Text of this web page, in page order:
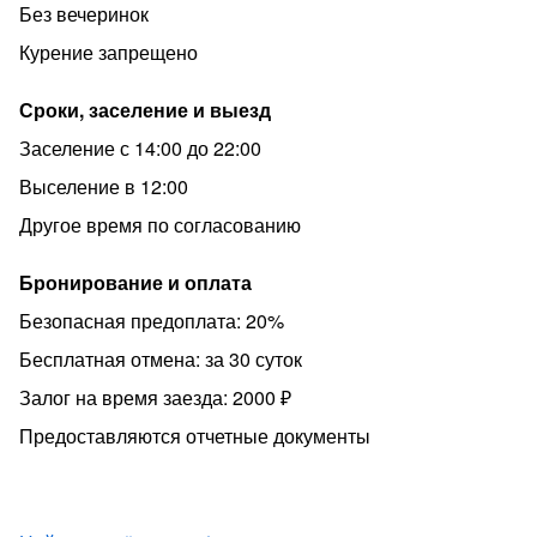
Добавьте это объявление в Избранное, чтобы не
потерять!
Без вечеринок
Курение запрещено
Сроки, заселение и выезд
Заселение с 14:00 до 22:00
Выселение в 12:00
Другое время по согласованию
Бронирование и оплата
Безопасная предоплата: 20%
Бесплатная отмена: за 30 суток
Залог на время заезда: 2000 ₽
Предоставляются отчетные документы